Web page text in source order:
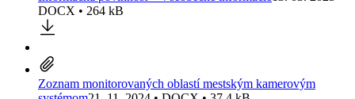
DOCX • 264 kB
Zoznam monitorovaných oblastí mestským kamerovým